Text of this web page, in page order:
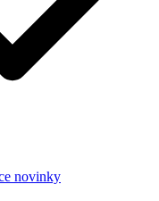
novinky